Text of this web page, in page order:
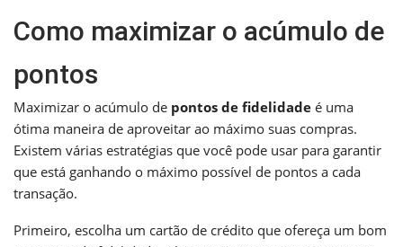
Como maximizar o acúmulo de
pontos
Maximizar o acúmulo de pontos de fidelidade é uma
ótima maneira de aproveitar ao máximo suas compras.
Existem várias estratégias que você pode usar para garantir
que está ganhando o máximo possível de pontos a cada
transação.
Primeiro, escolha um cartão de crédito que ofereça um bom